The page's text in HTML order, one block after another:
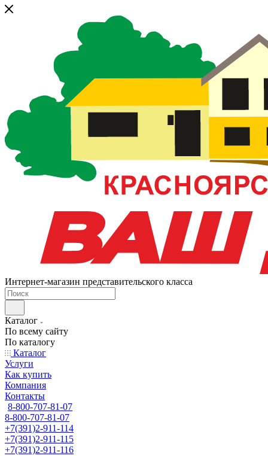
Интернет-магазин представительского класса
Каталог
По всему сайту
По каталогу
Каталог
Услуги
Как купить
Компания
Контакты
8-800-707-81-07
8-800-707-81-07
+7(391)2-911-114
+7(391)2-911-115
+7(391)2-911-116